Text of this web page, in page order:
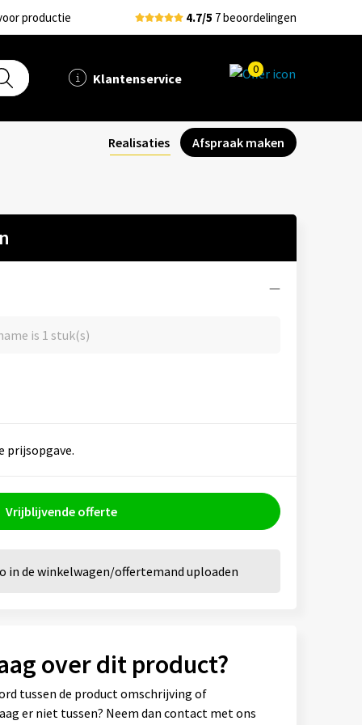
productie 4.7/5 7 beoordelingen
Klantenservice
0
Realisaties Afspraak maken
is 1 stuk(s)
prijsopgave.
Vrijblijvende offerte
in de winkelwagen/offertemand uploaden
over dit product?
tussen de product omschrijving of
er niet tussen? Neem dan contact met ons